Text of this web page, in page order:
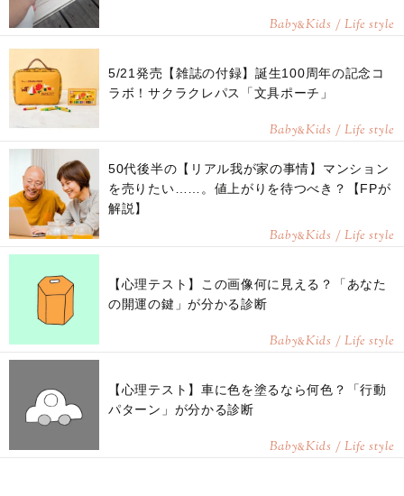
Baby&Kids / Life style
5/21発売【雑誌の付録】誕生100周年の記念コ
ラボ！サクラクレパス「文具ポーチ」
Baby&Kids / Life style
50代後半の【リアル我が家の事情】マンション
を売りたい……。値上がりを待つべき？【FPが
解説】
Baby&Kids / Life style
【心理テスト】この画像何に見える？「あなた
の開運の鍵」が分かる診断
Baby&Kids / Life style
【心理テスト】車に色を塗るなら何色？「行動
パターン」が分かる診断
Baby&Kids / Life style